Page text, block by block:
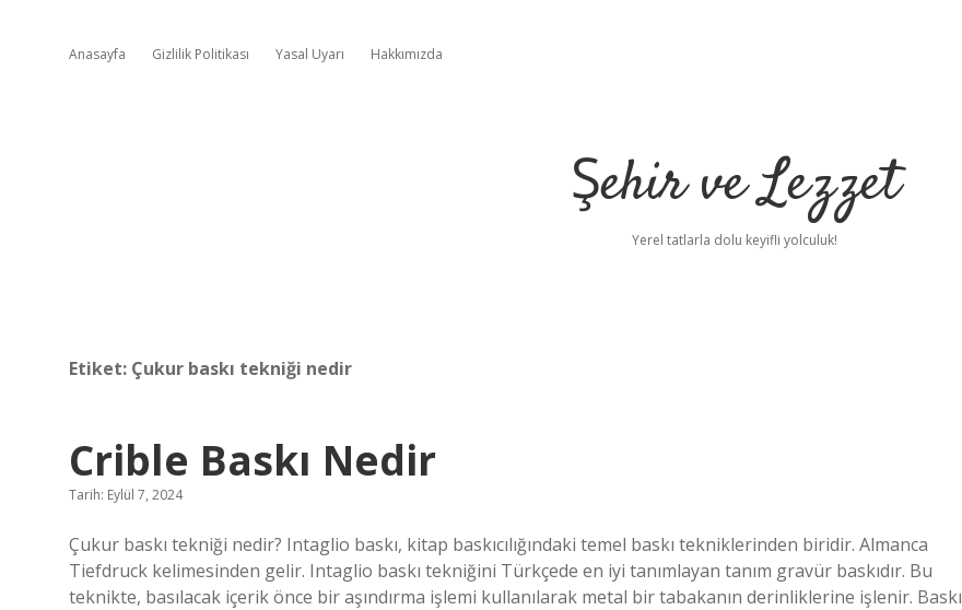
Anasayfa Gizlilik Politikası Yasal Uyarı Hakkımızda
Şehir ve Lezzet
Yerel tatlarla dolu keyifli yolculuk!
Etiket: Çukur baskı tekniği nedir
Crible Baskı Nedir
Tarih: Eylül 7, 2024
Çukur baskı tekniği nedir? Intaglio baskı, kitap baskıcılığındaki temel baskı tekniklerinden biridir. Almanca
Tiefdruck kelimesinden gelir. Intaglio baskı tekniğini Türkçede en iyi tanımlayan tanım gravür baskıdır. Bu
teknikte, basılacak içerik önce bir aşındırma işlemi kullanılarak metal bir tabakanın derinliklerine işlenir. Baskı